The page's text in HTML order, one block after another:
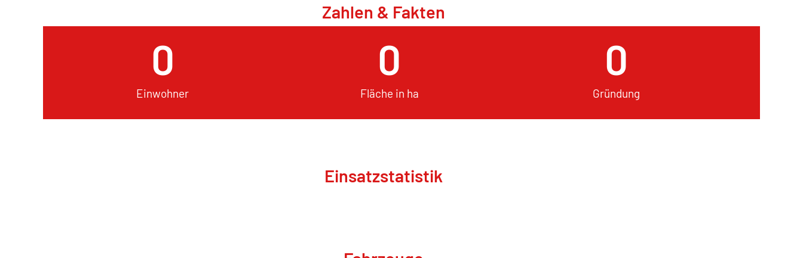
Zahlen & Fakten
Einwohner
0
Fläche in ha
0
Gründung
0
Einsatzstatistik